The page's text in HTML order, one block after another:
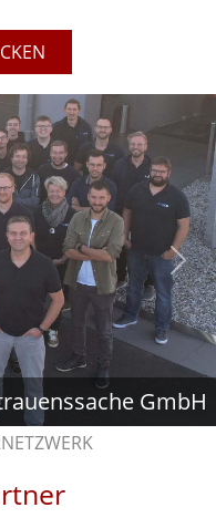
GmbH
Next